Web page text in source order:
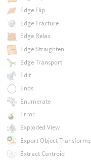
Edge Flip
Edge Fracture
Edge Relax
Edge Straighten
Edge Transport
Edit
Ends
Enumerate
Error
Exploded View
Export Object Transforms
Extract Centroid